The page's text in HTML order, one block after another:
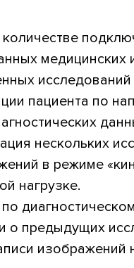
пациента по
нескольких
в режиме
нагрузке.
предыдущих
изображений